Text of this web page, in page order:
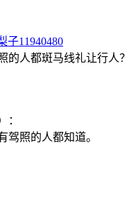
子11940480
的人都斑马线礼让行人？
：
驾照的人都知道。